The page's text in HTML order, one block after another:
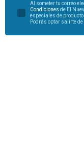
Al someter tu correo
Condiciones de El
especiales de
Podrás optar salirte